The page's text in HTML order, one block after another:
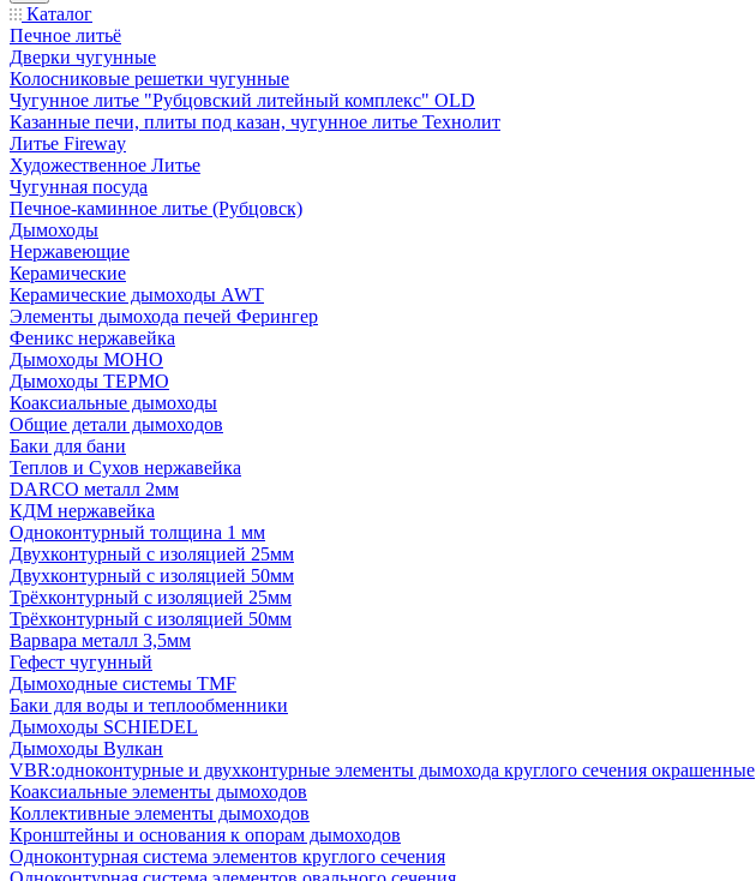
Каталог
Печное литьё
Дверки чугунные
Колосниковые решетки чугунные
Чугунное литье "Рубцовский литейный комплекс" OLD
Казанные печи, плиты под казан, чугунное литье Технолит
Литье Fireway
Художественное Литье
Чугунная посуда
Печное-каминное литье (Рубцовск)
Дымоходы
Нержавеющие
Керамические
Керамические дымоходы AWT
Элементы дымохода печей Ферингер
Феникс нержавейка
Дымоходы МОНО
Дымоходы ТЕРМО
Коаксиальные дымоходы
Общие детали дымоходов
Баки для бани
Теплов и Сухов нержавейка
DARCO металл 2мм
КДМ нержавейка
Одноконтурный толщина 1 мм
Двухконтурный с изоляцией 25мм
Двухконтурный с изоляцией 50мм
Трёхконтурный с изоляцией 25мм
Трёхконтурный с изоляцией 50мм
Варвара металл 3,5мм
Гефест чугунный
Дымоходные системы TMF
Баки для воды и теплообменники
Дымоходы SCHIEDEL
Дымоходы Вулкан
VBR:одноконтурные и двухконтурные элементы дымохода круглого сечения окрашенные
Коаксиальные элементы дымоходов
Коллективные элементы дымоходов
Кронштейны и основания к опорам дымоходов
Одноконтурная система элементов круглого сечения